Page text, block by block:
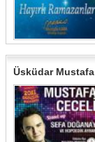
Üsküdar